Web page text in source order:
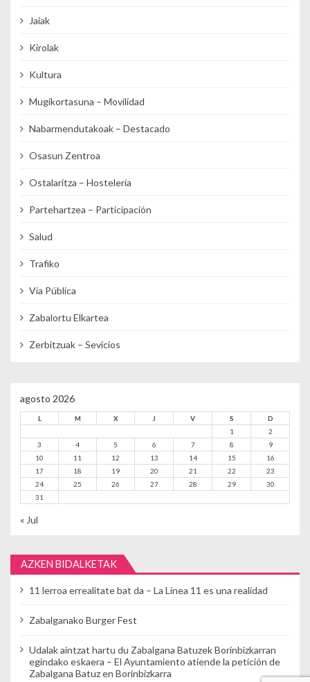
Jaiak
Kirolak
Kultura
Mugikortasuna – Movilidad
Nabarmendutakoak – Destacado
Osasun Zentroa
Ostalaritza – Hostelería
Partehartzea – Participación
Salud
Trafiko
Vía Pública
Zabalortu Elkartea
Zerbitzuak – Sevicios
agosto 2026
L M X J V S
D
1
2
3
4 5 6 7 8
9
10
11 12 13 14 15
16
17
18 19 20 21 22
23
24
25 26 27 28 29
30
31
« Jul
AZKEN BIDALKETAK
11 lerroa errealitate bat da – La Línea 11 es una realidad
Zabalganako Burger Fest
Udalak aintzat hartu du Zabalgana Batuzek Borinbizkarran
egindako eskaera – El Ayuntamiento atiende la petición de
Zabalgana Batuz en Borinbizkarra